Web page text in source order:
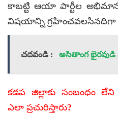
కాబట్టి ఆయా పార్టీల
విషయాన్ని
చదవండి : అసితాంగ
కడప జిల్లాకు సంబంధం
ఎలా ప్రచురిస్తారు?